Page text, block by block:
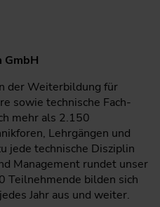
GmbH
der Weiterbildung für
sowie technische Fach-
mehr als 2.150
Lehrgängen und
jede technische Disziplin
Management rundet unser
Teilnehmende bilden sich
Jahr aus und weiter.